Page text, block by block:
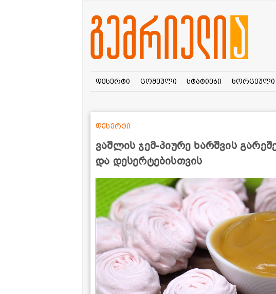
დესერტი ცომეული სტატიები ხორცეული
ვაშლის ჯემ-პიურე ხარშვის
და დესერტებისთვის
დესერტი